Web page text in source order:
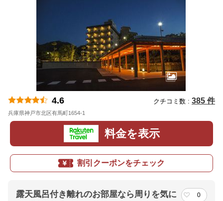
4.6 クチコミ数 : 385 件
兵庫県神戸市北区有馬町1654-1
料金を表示
割引クーポンをチェック
露天風呂付き離れのお部屋なら周りを気に
0